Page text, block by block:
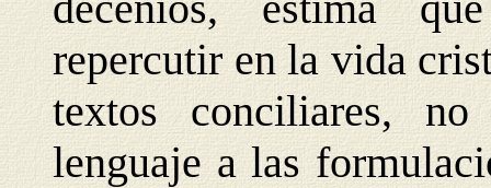
repercutir en la vida
textos conciliares,
lenguaje a las